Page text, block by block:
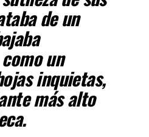
de un
un
inquietas,
más alto